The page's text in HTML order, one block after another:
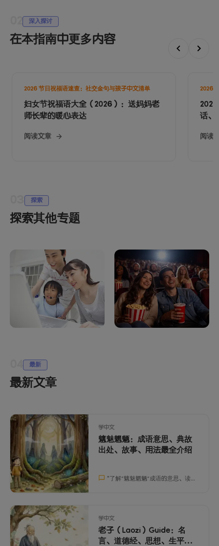
深入探讨
在本指南中更多内容
2026 节日祝福语速查：社交金句与孩子中文清单
妇女节祝福语大全（2026）：送妈妈老
师长辈的暖心表达
阅读文章
2026
话、
阅读
探索
探索其他专题
最新
最新文章
学中文
魑魅魍魉：成语意思、典故
出处、故事、用法最全介绍
" 了解“魑魅魍魉”成语的意思、读音、用法和典故，帮助孩子更好地掌握中文表达。
学中文
老子（Laozi）Guide：名
言、道德经、思想、生平最